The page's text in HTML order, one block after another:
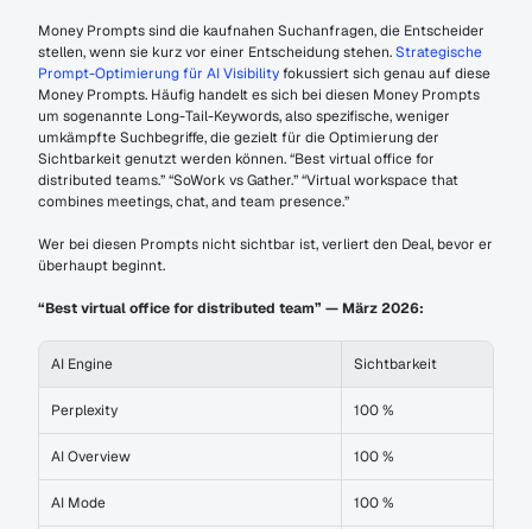
Money Prompts sind die kaufnahen Suchanfragen, die Entscheider
stellen, wenn sie kurz vor einer Entscheidung stehen. Strategische
Prompt-Optimierung für AI Visibility fokussiert sich genau auf diese
Money Prompts. Häufig handelt es sich bei diesen Money Prompts
um sogenannte Long-Tail-Keywords, also spezifische, weniger
umkämpfte Suchbegriffe, die gezielt für die Optimierung der
Sichtbarkeit genutzt werden können. “Best virtual office for
distributed teams.” “SoWork vs Gather.” “Virtual workspace that
combines meetings, chat, and team presence.”
Wer bei diesen Prompts nicht sichtbar ist, verliert den Deal, bevor er
überhaupt beginnt.
“Best virtual office for distributed team” — März 2026:
AI Engine Sichtbarkeit
Perplexity 100 %
AI Overview 100 %
AI Mode 100 %